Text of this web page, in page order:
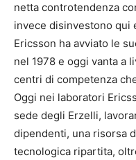
netta controtendenza
invece disinvestono qui
Ericsson ha avviato le
nel 1978 e oggi vanta a
centri di competenza
Oggi nei laboratori
sede degli Erzelli,
dipendenti, una risorsa
tecnologica ripartita,